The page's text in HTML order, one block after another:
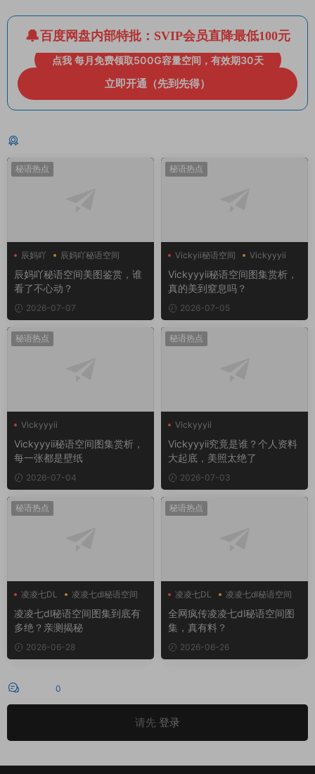
百度网盘内部特批：SVIP会员直降最低100元
点我 每月免费领取500G容量空间，有效期30天
立即开通（先到先得）
秘语热点
辰妈吖 辰妈吖秘语空间
辰妈吖秘语空间美图鉴赏，谁
看了不心动？
2026-07-07
秘语热点
Vickyii秘语空间 Vickyyyii
Vickyyyii秘语空间图集赏析，
真的美到窒息吗？
2026-07-05
秘语热点
Vickyyyii
Vickyyyii秘语空间图集赏析，
每一张都是壁纸
2026-07-04
秘语热点
Vickyyyii
Vickyyyii究竟是谁？个人资料
大起底，美照太绝了
2026-07-03
秘语热点
凌凌七DL 凌凌七dl秘语空间
凌凌七dl秘语空间图集到底有
多绝？亲测揭秘
2026-06-28
秘语热点
凌凌七DL 凌凌七dl秘语空间
全网疯传凌凌七dl秘语空间图
集，真有料？
2026-06-26
0
请先 登录